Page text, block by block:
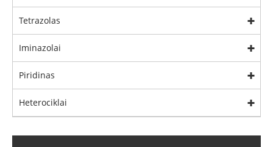
Tetrazolas
Iminazolai
Piridinas
Heterociklai